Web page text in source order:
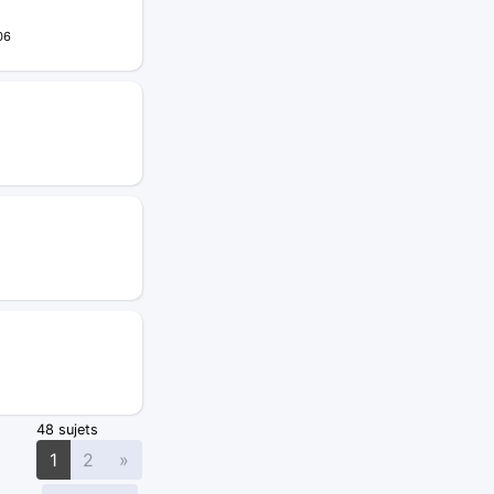
48 sujets
1 2 »